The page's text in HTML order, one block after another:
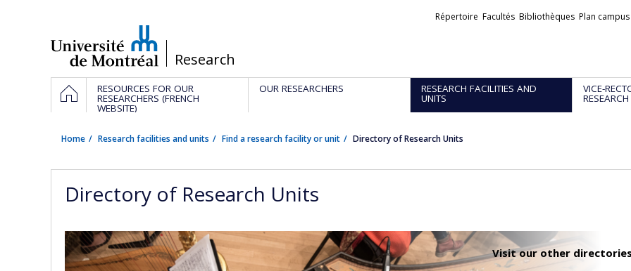
/Research
Liens
Répertoire Facultés Bibliothèques Plan campus
Navigation
principale
HOMERESOURCES FOR OUR
RESEARCHERS (FRENCH
WEBSITE)
OUR RESEARCHERS RESEARCH FACILITIES AND
UNITS
VICE-
RESEARCH
Home Research facilities and units Find a research facility or unit Directory of Research Units
Directory of Research Units
Visit our other